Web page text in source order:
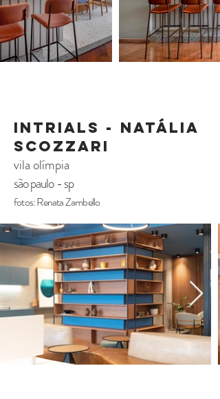
INTRIALS - NATÁLIA
scozzari
vila olímpia
são paulo - sp
fotos: Renata Zambello